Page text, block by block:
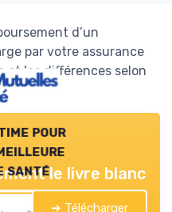
d’un
par votre assurance
et les différences selon
pour
santéle livre blanc
➔ Télécharger